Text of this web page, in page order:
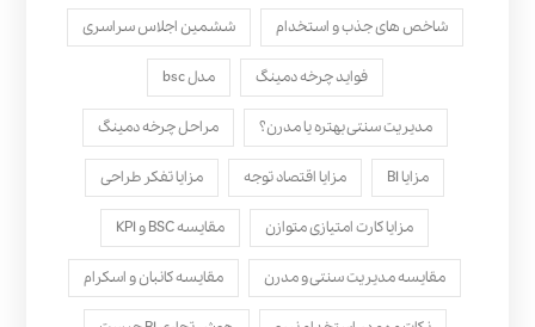
شاخص های جذب و استخدام ششمین اجلاس سراسری
فواید چرخه دمینگ مدل bsc
مدیریت سنتی بهتره یا مدرن؟ مراحل چرخه دمینگ
مزایا BI مزایا اقتصاد توجه مزایا تفکر طراحی
مزایا کارت امتیازی متوازن مقایسه BSC و KPI
مقایسه مدیریت سنتی و مدرن مقایسه کانبان و اسکرام